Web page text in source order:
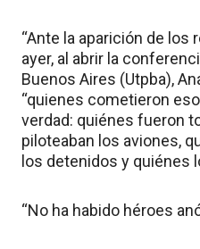
“Ante la aparición de
ayer, al abrir la
Buenos Aires (Utpba),
“quienes cometieron
verdad: quiénes fueron
piloteaban los aviones,
los detenidos y quiénes
“No ha habido héroes